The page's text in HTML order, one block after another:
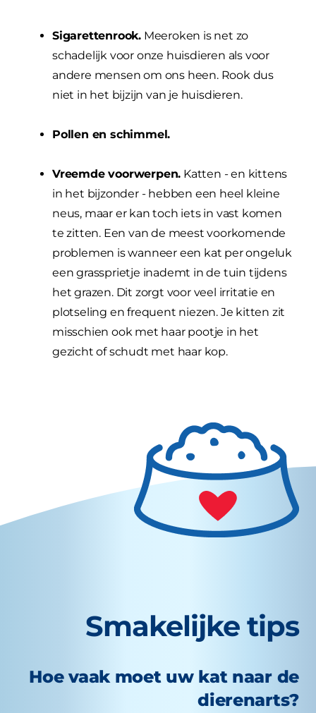
Sigarettenrook. Meeroken is net zo
schadelijk voor onze huisdieren als voor
andere mensen om ons heen. Rook dus
niet in het bijzijn van je huisdieren.
Pollen en schimmel.
Vreemde voorwerpen. Katten - en kittens
in het bijzonder - hebben een heel kleine
neus, maar er kan toch iets in vast komen
te zitten. Een van de meest voorkomende
problemen is wanneer een kat per ongeluk
een grassprietje inademt in de tuin tijdens
het grazen. Dit zorgt voor veel irritatie en
plotseling en frequent niezen. Je kitten zit
misschien ook met haar pootje in het
gezicht of schudt met haar kop.
Smakelijke tips
Hoe vaak moet uw kat naar de
dierenarts?